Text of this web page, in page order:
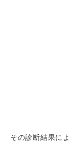
その診断結果に